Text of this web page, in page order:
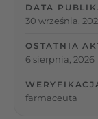
DATA
30 września,
OSTATNIA
6 sierpnia, 2026
farmaceuta